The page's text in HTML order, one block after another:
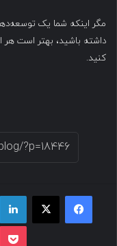
مگر اینکه شما یک
داشته باشید، بهتر است
کنید.
فیسبوک ایکس